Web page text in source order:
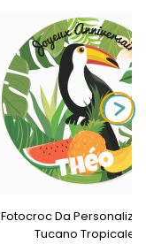
Fotocroc Da
Tucano Tropicale